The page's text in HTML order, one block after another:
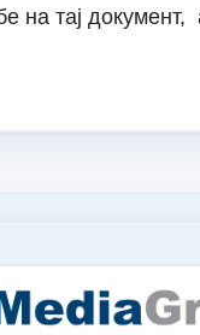
на тај документ,